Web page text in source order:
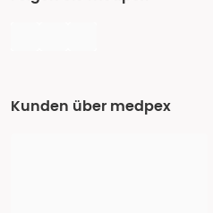
Kunden über medpex